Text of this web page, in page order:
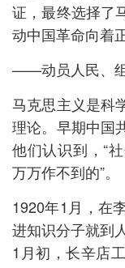
证，最终选择了
动中国革命向着
——动员人民、组
马克思主义是科
理论。早期中国
他们认识到，“
万万作不到的”。
1920年1月，在
进知识分子就到
1月初，长辛店